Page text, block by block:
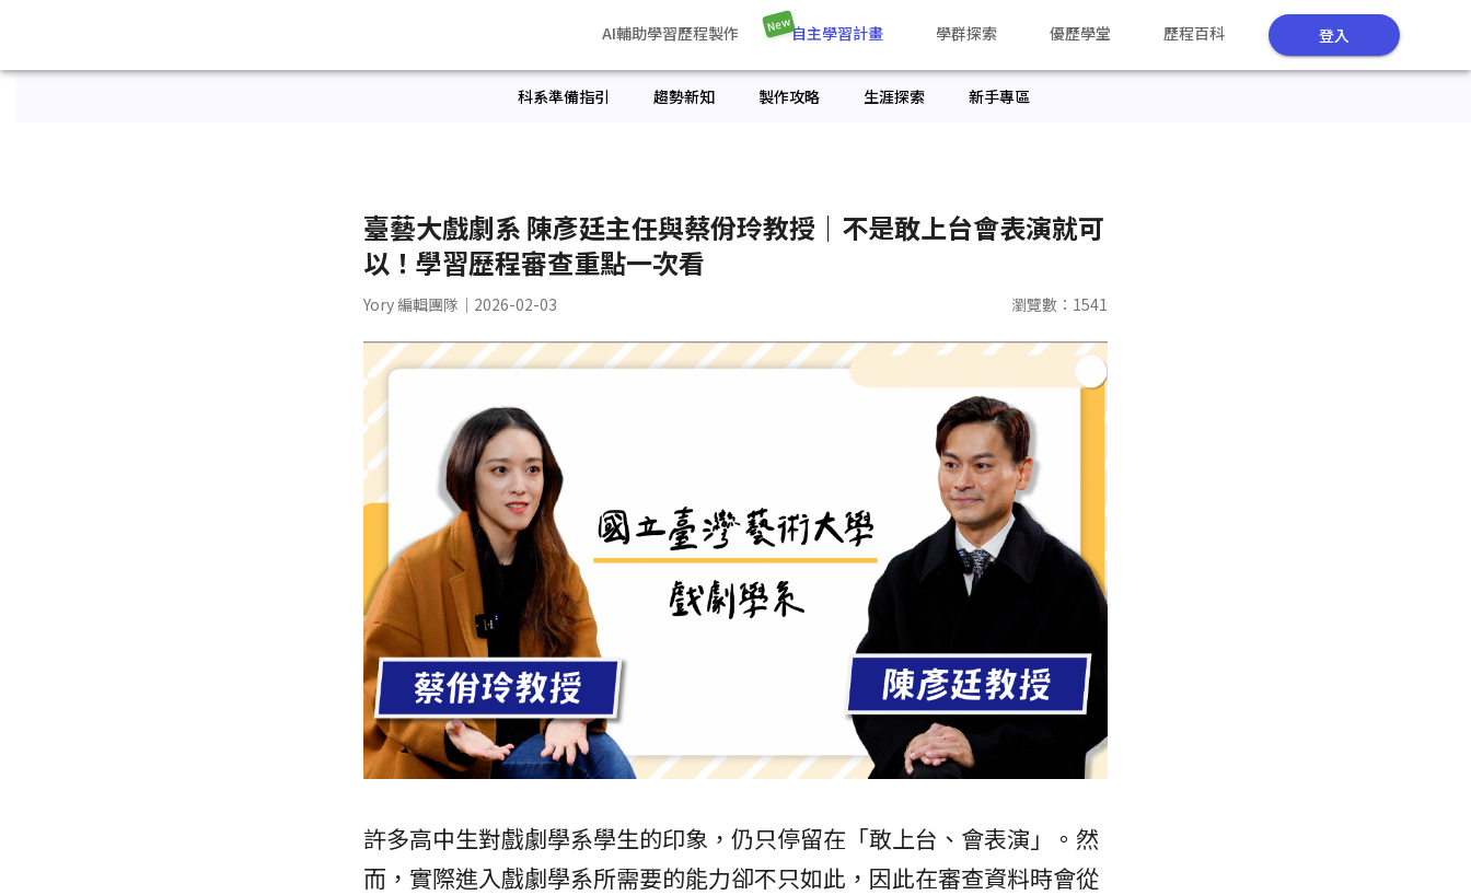
AI輔助學習歷程製作 自主學習計畫
New 學群探索 優歷學堂 歷程百科 登入
科系準備指引 趨勢新知 製作攻略 生涯探索 新手專區
臺藝大戲劇系 陳彥廷主任與蔡佾玲教授｜不是敢上台會表演就可
以！學習歷程審查重點一次看
Yory 編輯團隊 ｜2026-02-03 瀏覽數： 1541
許多高中生對戲劇學系學生的印象，仍只停留在「敢上台、會表演」。然
而，實際進入戲劇學系所需要的能力卻不只如此，因此在審查資料時會從